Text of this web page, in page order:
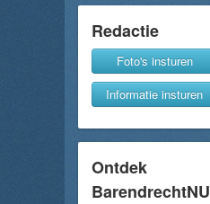
Redactie
Foto's insturen
Informatie insturen
Ontdek
BarendrechtNU